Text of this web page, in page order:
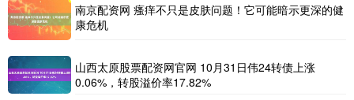
南京配资网 瘙痒不只是皮肤问题！它可能暗示更深的健
康危机
山西太原股票配资网官网 10月31日伟24转债上涨
0.06%，转股溢价率17.82%